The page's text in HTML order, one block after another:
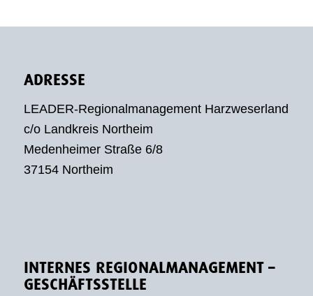
ADRESSE
LEADER-Regionalmanagement Harzweserland
c/o Landkreis Northeim
Medenheimer Straße 6/8
37154 Northeim
INTERNES REGIONALMANAGEMENT –
GESCHÄFTSSTELLE